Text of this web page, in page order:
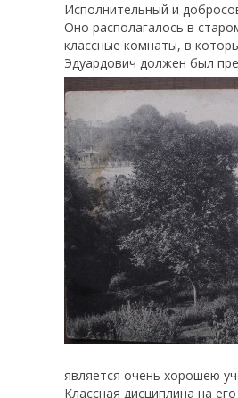
Исполнительный и
Оно располагалось в
классные комнаты, в
Эдуардович должен был
является очень хорошею
Классная дисциплина на